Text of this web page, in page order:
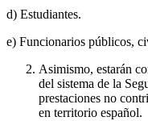
d) Estudiantes.
e) Funcionarios públicos,
Asimismo, estarán
del sistema de la
prestaciones no
en territorio español.